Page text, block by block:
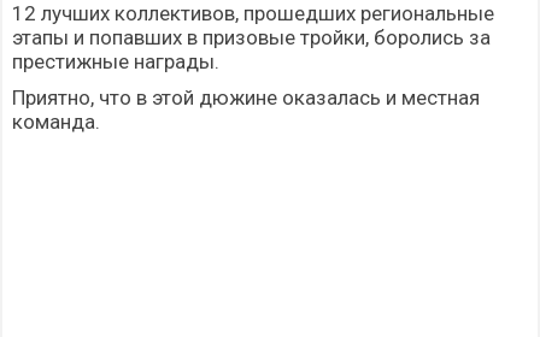
12 лучших коллективов, прошедших региональные
этапы и попавших в призовые тройки, боролись за
престижные награды.
Приятно, что в этой дюжине оказалась и местная
команда.